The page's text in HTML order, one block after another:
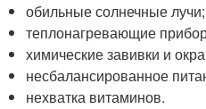
обильные солнечные лучи;
теплонагревающие
химические завивки и
несбалансированное
нехватка витаминов.